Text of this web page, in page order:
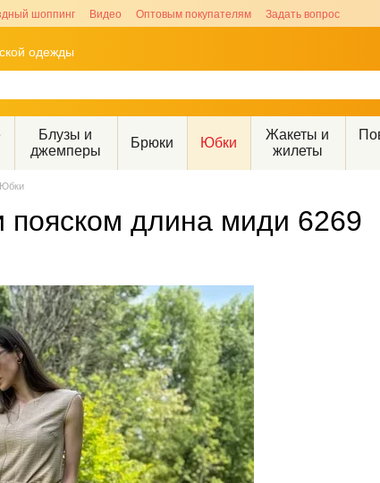
шоппинг Видео Оптовым покупателям Задать вопрос
одежды
Блузы и
джемперы
Брюки Юбки
Жакеты и
жилеты
Юбки
длина миди 6269